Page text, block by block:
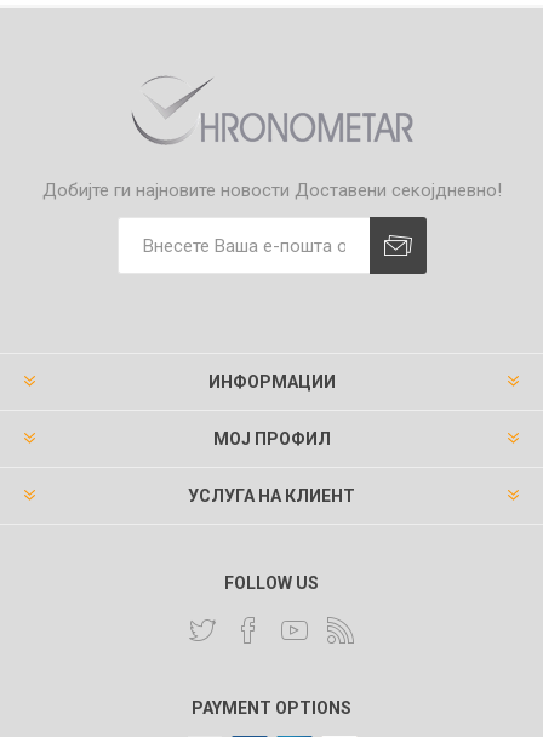
Добијте ги најновите новости Доставени секојдневно!
ИНФОРМАЦИИ
МОЈ ПРОФИЛ
УСЛУГА НА КЛИЕНТ
FOLLOW US
PAYMENT OPTIONS